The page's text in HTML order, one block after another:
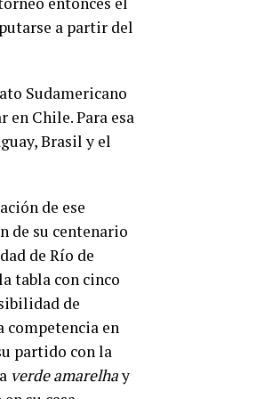
a partir del
Sudamericano
en Chile. Para esa
Brasil y el
de ese
de su centenario
de Río de
tabla con cinco
de
en
partido con la
verde amarelhay